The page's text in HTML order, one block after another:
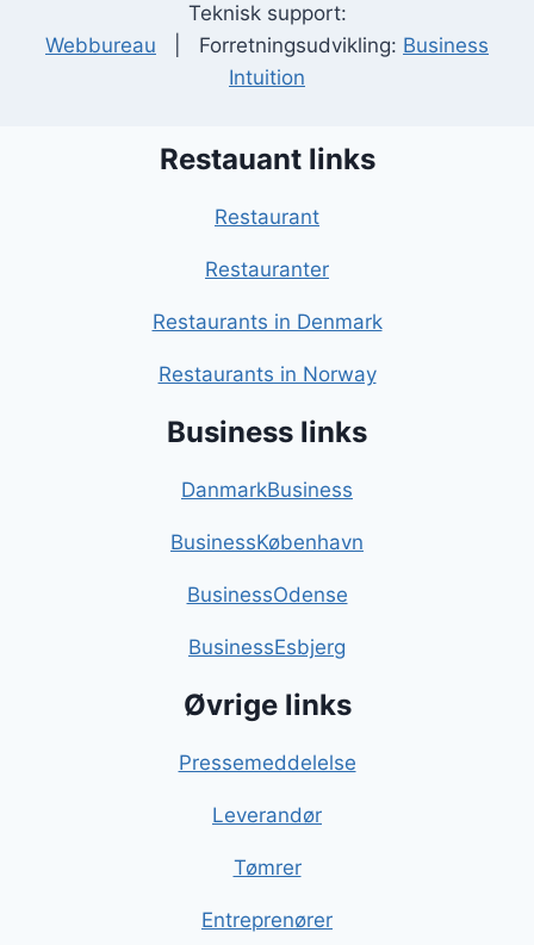
Teknisk support:
Webbureau | Forretningsudvikling: Business
Intuition
Restauant links
Restaurant
Restauranter
Restaurants in Denmark
Restaurants in Norway
Business links
DanmarkBusiness
BusinessKøbenhavn
BusinessOdense
BusinessEsbjerg
Øvrige links
Pressemeddelelse
Leverandør
Tømrer
Entreprenører